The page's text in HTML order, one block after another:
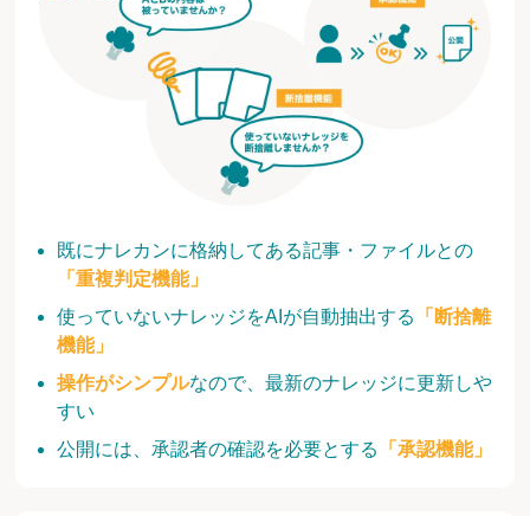
既にナレカンに格納してある記事・ファイルとの
「重複判定機能」
使っていないナレッジをAIが自動抽出する
「断捨離
機能」
操作がシンプルなので、最新のナレッジに更新しや
すい
公開には、承認者の確認を必要とする
「承認機能」